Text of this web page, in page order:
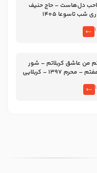
دل‌هاست – حاج حنیف
شب تاسوعا 1405
من عاشق کربلاتم – شور
زمینه – شب هفتم – محرم 1397 – کربلایی